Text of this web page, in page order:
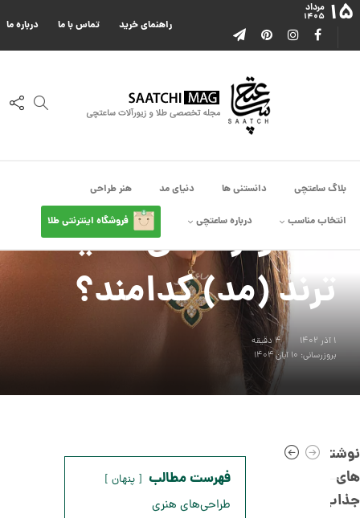
۱۵ مرداد
۱۴۰۵
درباره ما تماس با ما راهنمای خرید
بلاگ ساعتچی دانستنی ها دنیای مد هنر طراحی
انتخاب مناسب درباره ساعتچی فروشگاه اینترنتی طلا
دنیای مد
گوشواره های همیشه
ترند (مد) کدامند؟
۱ آذر ۱۴۰۲
4 دقیقه
بروزرسانی: ۱۰ آبان ۱۴۰۴
فهرست مطالب پنهان
طراحی‌های هنری
نوشته
های
جذاب